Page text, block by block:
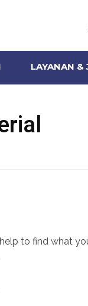
LAYANAN &
to find what